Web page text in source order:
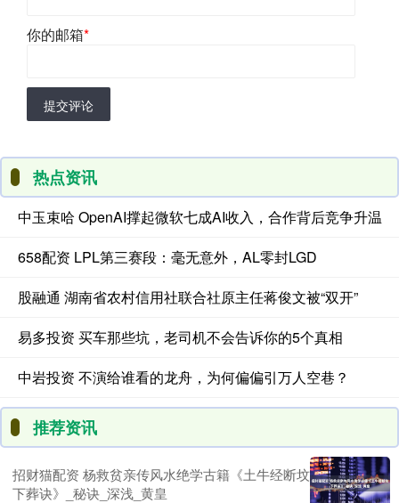
你的邮箱*
提交评论
热点资讯
中玉束哈 OpenAI撑起微软七成AI收入，合作背后竞争升温
658配资 LPL第三赛段：毫无意外，AL零封LGD
股融通 湖南省农村信用社联合社原主任蒋俊文被“双开”
易多投资 买车那些坑，老司机不会告诉你的5个真相
中岩投资 不演给谁看的龙舟，为何偏偏引万人空巷？
推荐资讯
招财猫配资 杨救贫亲传风水绝学古籍《土牛经断坟
下葬诀》_秘诀_深浅_黄皇